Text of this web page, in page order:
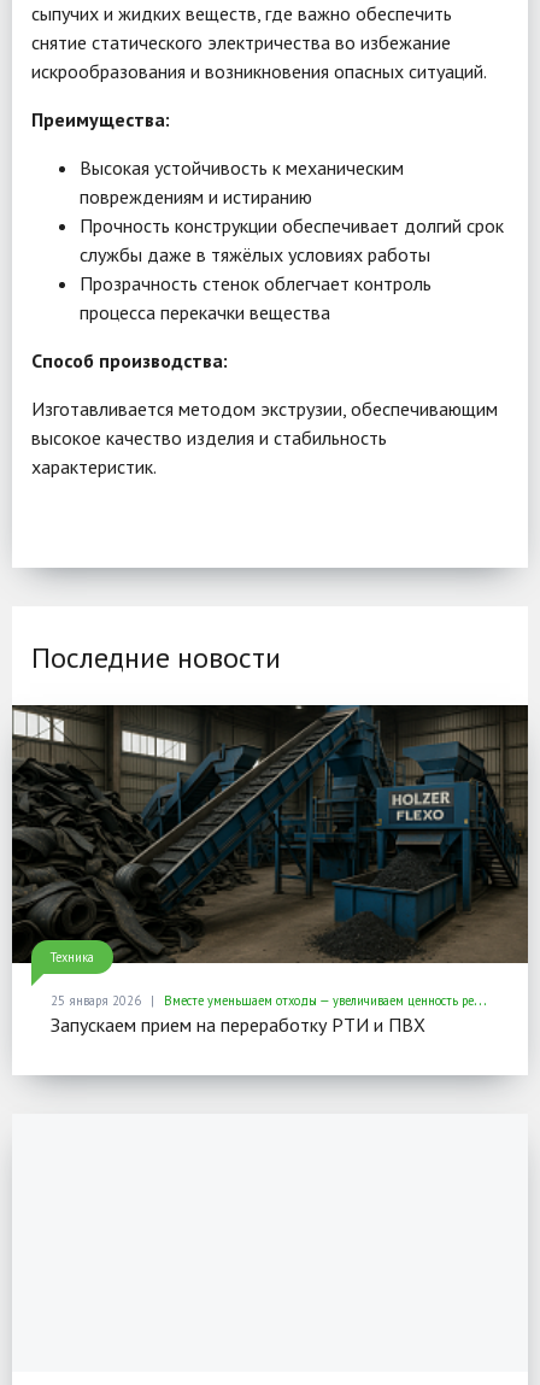
сыпучих и жидких веществ, где важно обеспечить
снятие статического электричества во избежание
искрообразования и возникновения опасных ситуаций.
Преимущества:
Высокая устойчивость к механическим
повреждениям и истиранию
Прочность конструкции обеспечивает долгий срок
службы даже в тяжёлых условиях работы
Прозрачность стенок облегчает контроль
процесса перекачки вещества
Способ производства:
Изготавливается методом экструзии, обеспечивающим
высокое качество изделия и стабильность
характеристик.
Последние новости
Техника
25 января 2026 Вместе уменьшаем отходы — увеличиваем ценность ресурсов
Запускаем прием на переработку РТИ и ПВХ